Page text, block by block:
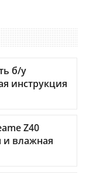
б/у
инструкция
Z40
и влажная